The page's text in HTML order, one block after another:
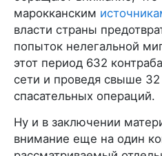
марокканским
власти страны
попыток нелегальной
этот период 632
сети и проведя свыше
спасательных операций.
Ну и в заключении
внимание еще на один